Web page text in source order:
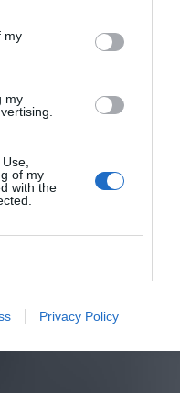
my
my
of my
with the
Privacy Policy